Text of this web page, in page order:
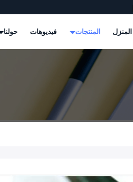
المنزل المنتجات فيديوهات حولنا